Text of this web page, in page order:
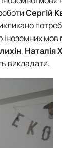
філології
культури і
та
Сергій
іноземних мов
, Наталія
викладати.